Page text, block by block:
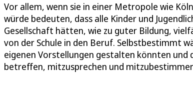
Vor allem, wenn sie in einer Metropole wie
würde bedeuten, dass alle Kinder und
Gesellschaft hätten, wie zu guter Bildung,
von der Schule in den Beruf. Selbstbestimmt
eigenen Vorstellungen gestalten könnten und
betreffen, mitzusprechen und